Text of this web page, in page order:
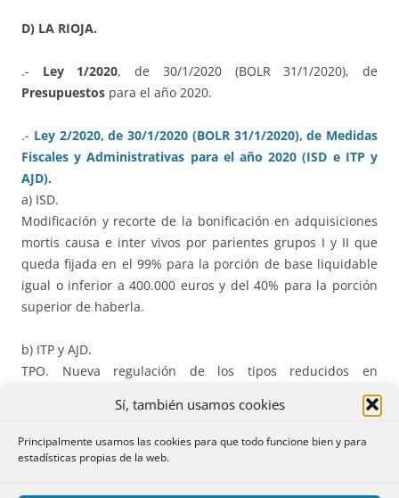
Sí, también usamos cookies
Principalmente usamos las cookies para que todo funcione bien y para
estadísticas propias de la web.
D) LA RIOJA.
.- Ley 1/2020, de 30/1/2020 (BOLR 31/1/2020), de
Presupuestos para el año 2020.
.- Ley 2/2020, de 30/1/2020 (BOLR 31/1/2020), de Medidas
Fiscales y Administrativas para el año 2020 (ISD e ITP y
AJD).
a) ISD.
Modificación y recorte de la bonificación en adquisiciones
mortis causa e inter vivos por parientes grupos I y II que
queda fijada en el 99% para la porción de base liquidable
igual o inferior a 400.000 euros y del 40% para la porción
superior de haberla.
b) ITP y AJD.
TPO. Nueva regulación de los tipos reducidos en
adquisición de vivienda habitual, sujetas a determinados
requisitos: 5% o 3% para adquisiciones por familias
numerosas, viviendas de protección oficial, jóvenes
menores de 36 años y personas con discapacidad con un